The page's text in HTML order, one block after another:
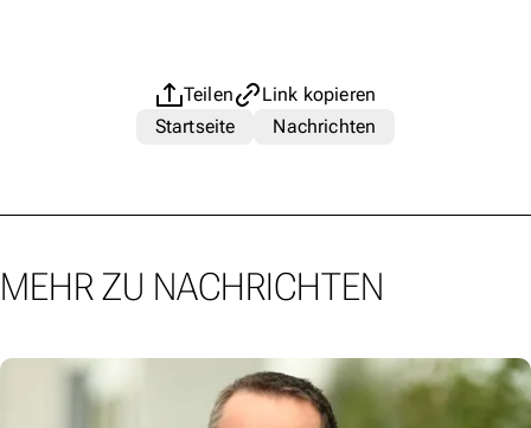
Teilen
Link kopieren
Startseite
Nachrichten
MEHR ZU NACHRICHTEN